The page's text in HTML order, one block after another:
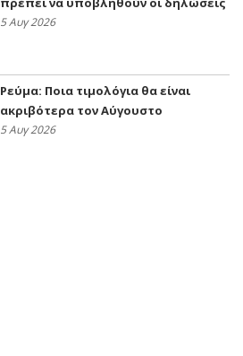
5 Αυγ 2026
Ρεύμα: Ποια τιμολόγια θα είναι
ακριβότερα τον Αύγουστο
5 Αυγ 2026